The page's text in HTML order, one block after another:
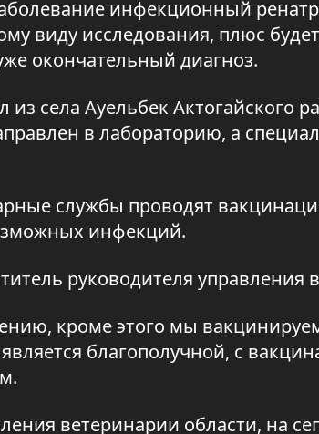
инфекционный
виду исследования, плюс
окончательный диагноз.
из села Ауельбек Актогайского
в лабораторию, а
службы проводят
инфекций.
руководителя управления
кроме этого мы
благополучной, с
ветеринарии области, на